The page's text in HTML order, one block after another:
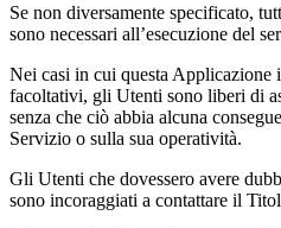
Se non diversamente specificato,
sono necessari all’esecuzione del
Nei casi in cui questa Applicazione
facoltativi, gli Utenti sono liberi di
senza che ciò abbia alcuna
Servizio o sulla sua operatività.
Gli Utenti che dovessero avere
sono incoraggiati a contattare il